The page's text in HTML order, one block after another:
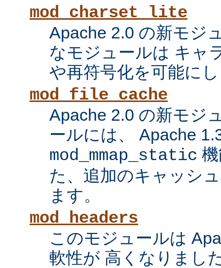
mod_charset_lite
Apache 2.0 の新モジ
なモジュールは キャ
や再符号化を可能に
mod_file_cache
Apache 2.0 の新モジ
ールには、 Apache
mod_mmap_static
た、追加のキャッシ
ます。
mod_headers
このモジュールは
軟性が 高くなりまし